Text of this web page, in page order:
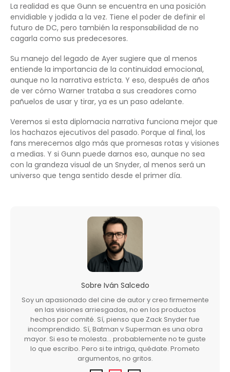
La realidad es que Gunn se encuentra en una posición
envidiable y jodida a la vez. Tiene el poder de definir el
futuro de DC, pero también la responsabilidad de no
cagarla como sus predecesores.
Su manejo del legado de Ayer sugiere que al menos
entiende la importancia de la continuidad emocional,
aunque no la narrativa estricta. Y eso, después de años
de ver cómo Warner trataba a sus creadores como
pañuelos de usar y tirar, ya es un paso adelante.
Veremos si esta diplomacia narrativa funciona mejor que
los hachazos ejecutivos del pasado. Porque al final, los
fans merecemos algo más que promesas rotas y visiones
a medias. Y si Gunn puede darnos eso, aunque no sea
con la grandeza visual de un Snyder, al menos será un
universo que tenga sentido desde el primer día.
Sobre Iván Salcedo
Soy un apasionado del cine de autor y creo firmemente
en las visiones arriesgadas, no en los productos
hechos por comité. Sí, pienso que Zack Snyder fue
incomprendido. Sí, Batman v Superman es una obra
mayor. Si eso te molesta… probablemente no te guste
lo que escribo. Pero si te intriga, quédate. Prometo
argumentos, no gritos.